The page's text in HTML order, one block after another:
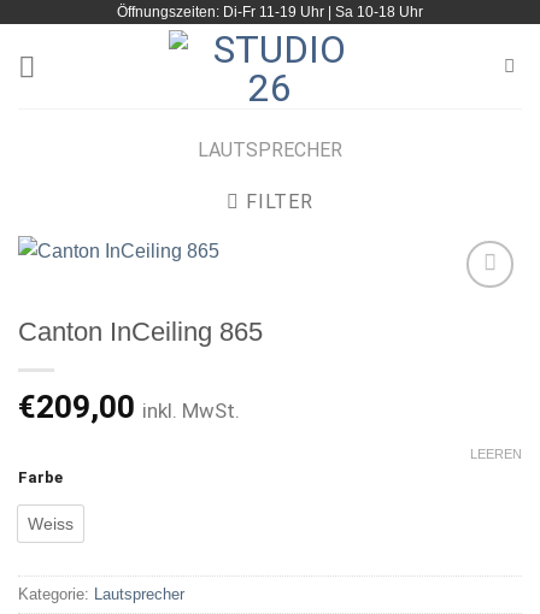
springen
Öffnungszeiten: Di-Fr 11-19 Uhr | Sa 10-18 Uhr
LAUTSPRECHER
FILTER
Canton InCeiling 865
€209,00 inkl. MwSt.
Farbe
Weiss
LEEREN
Kategorie: Lautsprecher